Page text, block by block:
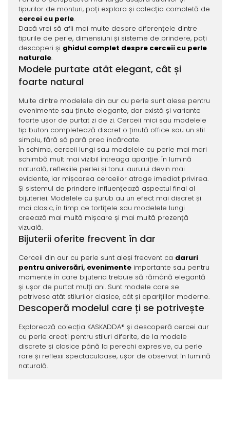
tipurilor de monturi, poți explora și colecția completă de
cercei cu perle.
Dacă vrei să afli mai multe despre diferențele dintre
tipurile de perle, dimensiuni și sisteme de prindere, poți
descoperi și ghidul complet despre cerceii cu perle
naturale.
Modele purtate atât elegant, cât și
foarte natural
Multe dintre modelele din aur cu perle sunt alese pentru
evenimente sau ținute elegante, dar există și variante
foarte ușor de purtat zi de zi. Cerceii mici sau modelele
tip buton completează discret o ținută office sau un stil
simplu, fără să pară prea încărcate.
În schimb, cerceii lungi sau modelele cu perle mai mari
schimbă mult mai vizibil întreaga apariție. În lumină
naturală, reflexiile perlei și tonul aurului devin mai
evidente, iar mișcarea cerceilor atrage imediat privirea.
Și sistemul de prindere influențează aspectul final al
bijuteriei. Modelele cu șurub au un efect mai discret și
mai clasic, în timp ce tortițele sau modelele lungi
creează mai multă mișcare și mai multă prezență
vizuală.
Bijuterii oferite frecvent în dar
Cerceii din aur cu perle sunt aleși frecvent ca daruri
pentru aniversări, evenimenteimportante sau pentru
momente în care bijuteria trebuie să rămână elegantă
și ușor de purtat mulți ani. Sunt modele care se
potrivesc atât stilurilor clasice, cât și aparițiilor moderne.
Descoperă modelul care ți se potrivește
Explorează colecția KASKADDA® și descoperă cercei aur
cu perle creați pentru stiluri diferite, de la modele
discrete și clasice până la perechi expresive, cu perle
rare și reflexii spectaculoase, ușor de observat în lumină
naturală.